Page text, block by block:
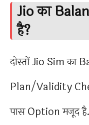
Jio का
है?
दोस्तों Jio Sim का
Plan/Validity
पास Option मजूद